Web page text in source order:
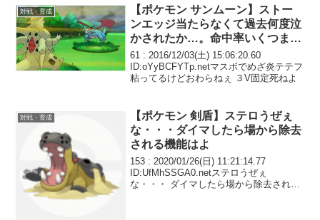
対戦・育成
【ポケモン サンムーン】ストー
ンエッジ当たらなくて過去何度泣
かされたか…。命中率いくつまで
信用できる？
61 : 2016/12/03(土) 15:06:20.60
ID:oYyBCFYTp.netマスボでめざ炎テテフ
粘ってるけどおわらねぇ ３V固定死ねよ
対戦・育成
【ポケモン 剣盾】ステロうぜぇ
な・・・ダイマしたら場から除去
される機能はよ
153 : 2020/01/26(日) 11:21:14.77
ID:UfMhSSGA0.netステロうぜぇ
な・・・ ダイマしたら場から除去される